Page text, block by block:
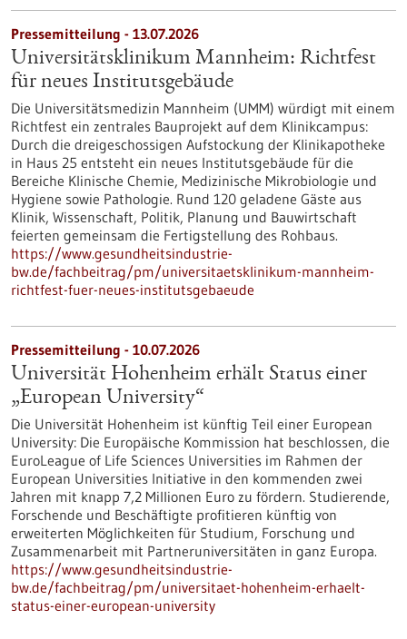
Pressemitteilung - 13.07.2026
Universitätsklinikum Mannheim: Richtfest
für neues Institutsgebäude
Die Universitätsmedizin Mannheim (UMM) würdigt mit einem
Richtfest ein zentrales Bauprojekt auf dem Klinikcampus:
Durch die dreigeschossigen Aufstockung der Klinikapotheke
in Haus 25 entsteht ein neues Institutsgebäude für die
Bereiche Klinische Chemie, Medizinische Mikrobiologie und
Hygiene sowie Pathologie. Rund 120 geladene Gäste aus
Klinik, Wissenschaft, Politik, Planung und Bauwirtschaft
feierten gemeinsam die Fertigstellung des Rohbaus.
https://www.gesundheitsindustrie-
bw.de/fachbeitrag/pm/universitaetsklinikum-mannheim-
richtfest-fuer-neues-institutsgebaeude
Pressemitteilung - 10.07.2026
Universität Hohenheim erhält Status einer
„European University“
Die Universität Hohenheim ist künftig Teil einer European
University: Die Europäische Kommission hat beschlossen, die
EuroLeague of Life Sciences Universities im Rahmen der
European Universities Initiative in den kommenden zwei
Jahren mit knapp 7,2 Millionen Euro zu fördern. Studierende,
Forschende und Beschäftigte profitieren künftig von
erweiterten Möglichkeiten für Studium, Forschung und
Zusammenarbeit mit Partneruniversitäten in ganz Europa.
https://www.gesundheitsindustrie-
bw.de/fachbeitrag/pm/universitaet-hohenheim-erhaelt-
status-einer-european-university